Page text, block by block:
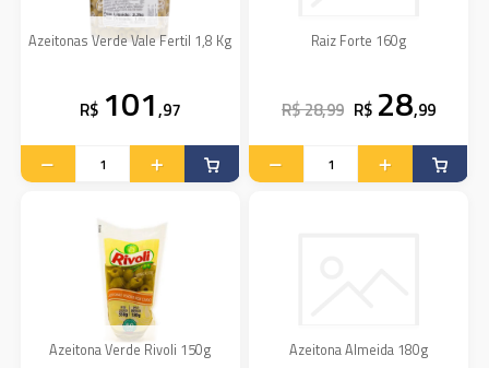
Azeitonas Verde Vale Fertil 1,8 Kg
R$ 101,97
Raiz Forte 160g
R$ 28,99 R$ 28,99
Azeitona Verde Rivoli 150g Azeitona Almeida 180g